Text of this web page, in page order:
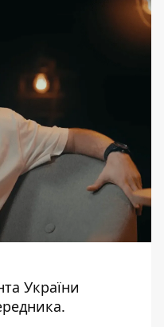
України